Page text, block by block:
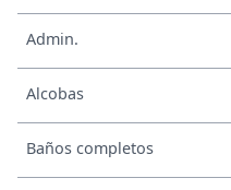
Admin.
Alcobas
Baños completos